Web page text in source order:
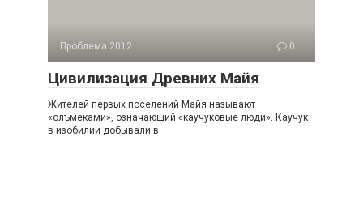
Проблема 2012 0
Цивилизация Древних Майя
Жителей первых поселений Майя называют
«олъмеками», означающий «каучуковые люди». Каучук
в изобилии добывали в